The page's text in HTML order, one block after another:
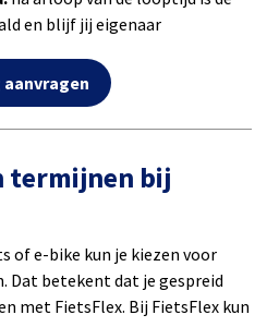
en blijf jij eigenaar
aanvragen
termijnen bij
of e-bike kun je kiezen voor
Dat betekent dat je gespreid
met FietsFlex. Bij FietsFlex kun